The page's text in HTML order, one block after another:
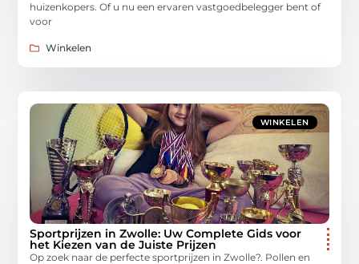
huizenkopers. Of u nu een ervaren vastgoedbelegger bent of
voor
Winkelen
WINKELEN
Sportprijzen in Zwolle: Uw Complete Gids voor
het Kiezen van de Juiste Prijzen
Op zoek naar de perfecte sportprijzen in Zwolle?. Pollen en